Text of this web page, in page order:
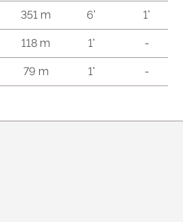
351 m 6' 1'
118 m 1' -
79 m 1' -